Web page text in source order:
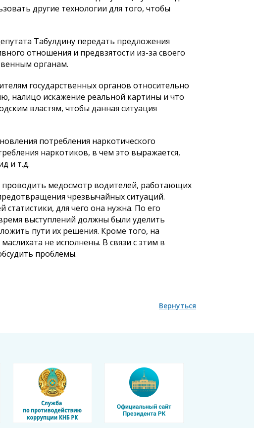
другие технологии для того, чтобы
Табулдину передать предложения
отношения и предвзятости из-за своего
органам.
государственных органов относительно
налицо искажение реальной картины и что
властям, чтобы данная ситуация
потребления наркотического
наркотиков, в чем это выражается,
и т.д.
медосмотр водителей, работающих
чрезвычайных ситуаций.
для чего она нужна. По его
выступлений должны были уделить
пути их решения. Кроме того, на
не исполнены. В связи с этим в
проблемы.
Вернуться